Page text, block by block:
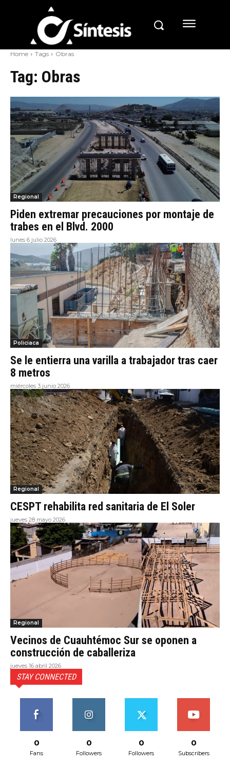
Home Tags Obras
Tag: Obras
Regional
Piden extremar precauciones por montaje de
trabes en el Blvd. 2000
lunes 6 julio 2026
Policiaca
Se le entierra una varilla a trabajador tras caer
8 metros
miércoles 3 junio 2026
Regional
CESPT rehabilita red sanitaria de El Soler
jueves 28 mayo 2026
Regional
Vecinos de Cuauhtémoc Sur se oponen a
construcción de caballeriza
jueves 16 abril 2026
STAY CONNECTED
0
Fans
0
Followers
0
Followers
0
Subscribers